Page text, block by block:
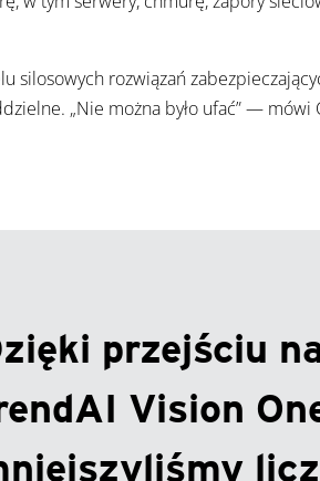
silosowych rozwiązań
„Nie można było ufać” — mówi
przejściu
Vision